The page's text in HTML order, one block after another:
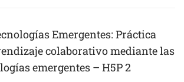
Emergentes: Práctica
colaborativo mediante las
emergentes – H5P 2